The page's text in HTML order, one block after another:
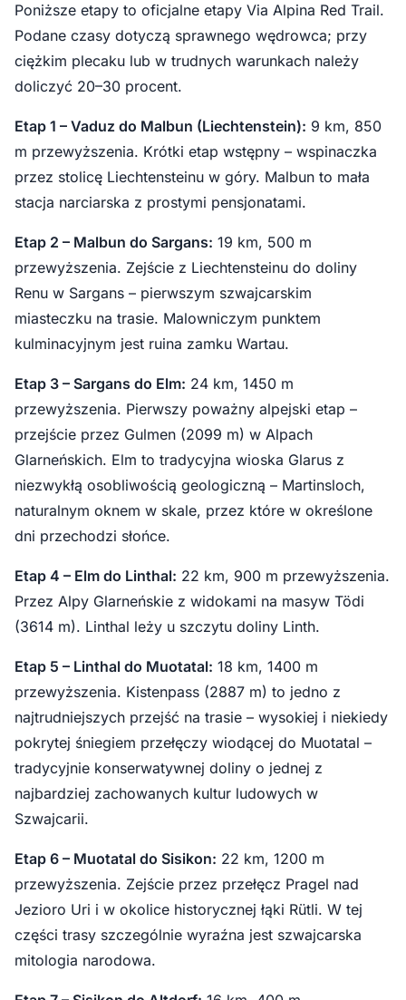
Poniższe etapy to oficjalne etapy Via Alpina Red Trail.
Podane czasy dotyczą sprawnego wędrowca; przy
ciężkim plecaku lub w trudnych warunkach należy
doliczyć 20–30 procent.
Etap 1 – Vaduz do Malbun (Liechtenstein): 9 km, 850
m przewyższenia. Krótki etap wstępny – wspinaczka
przez stolicę Liechtensteinu w góry. Malbun to mała
stacja narciarska z prostymi pensjonatami.
Etap 2 – Malbun do Sargans: 19 km, 500 m
przewyższenia. Zejście z Liechtensteinu do doliny
Renu w Sargans – pierwszym szwajcarskim
miasteczku na trasie. Malowniczym punktem
kulminacyjnym jest ruina zamku Wartau.
Etap 3 – Sargans do Elm: 24 km, 1450 m
przewyższenia. Pierwszy poważny alpejski etap –
przejście przez Gulmen (2099 m) w Alpach
Glarneńskich. Elm to tradycyjna wioska Glarus z
niezwykłą osobliwością geologiczną – Martinsloch,
naturalnym oknem w skale, przez które w określone
dni przechodzi słońce.
Etap 4 – Elm do Linthal: 22 km, 900 m przewyższenia.
Przez Alpy Glarneńskie z widokami na masyw Tödi
(3614 m). Linthal leży u szczytu doliny Linth.
Etap 5 – Linthal do Muotatal: 18 km, 1400 m
przewyższenia. Kistenpass (2887 m) to jedno z
najtrudniejszych przejść na trasie – wysokiej i niekiedy
pokrytej śniegiem przełęczy wiodącej do Muotatal –
tradycyjnie konserwatywnej doliny o jednej z
najbardziej zachowanych kultur ludowych w
Szwajcarii.
Etap 6 – Muotatal do Sisikon: 22 km, 1200 m
przewyższenia. Zejście przez przełęcz Pragel nad
Jezioro Uri i w okolice historycznej łąki Rütli. W tej
części trasy szczególnie wyraźna jest szwajcarska
mitologia narodowa.